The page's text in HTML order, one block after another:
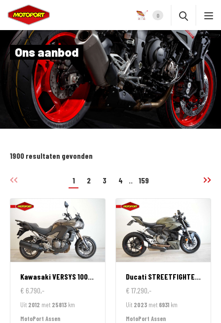
0
Ons aanbod
1900 resultaten gevonden
1 2 3 4 .. 159
KawasakiVERSYS 1000 ABS
€ 6.790,-
Uit 2012 met 25813 km
MotoPort Assen
Ducati STREETFIGHTER V2
€ 17.290,-
Uit 2023 met 6931 km
MotoPort Assen